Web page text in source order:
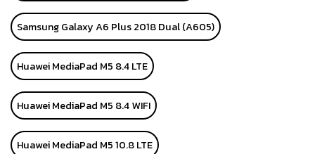
Samsung Galaxy A6 Plus 2018 Dual (A605)
Huawei MediaPad M5 8.4 LTE
Huawei MediaPad M5 8.4 WIFI
Huawei MediaPad M5 10.8 LTE